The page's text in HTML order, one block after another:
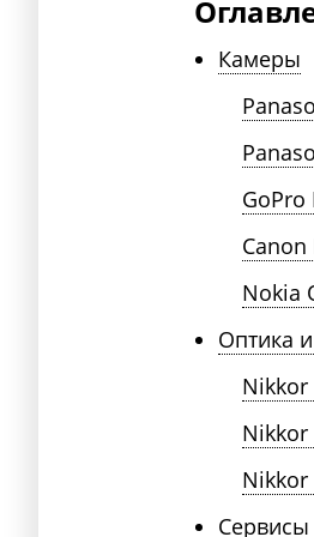
Камеры
GoPro
Canon
Nokia
Оптика
Nikkor
Nikkor
Nikkor